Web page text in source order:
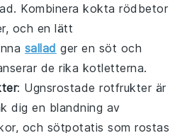
. Kombinera koktarödbetor
, och en lätt
sallad ger en söt och
de rika kotletterna.
: Ugnsrostaderotfrukter är
dig en blandning av
, och sötpotatis som rostas